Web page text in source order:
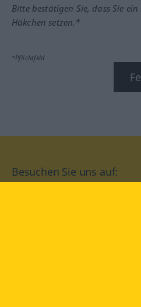
Bitte bestätigen Sie, dass Sie
Häkchen setzen.*
*Pflichtfeld
Besuchen Sie uns auf: